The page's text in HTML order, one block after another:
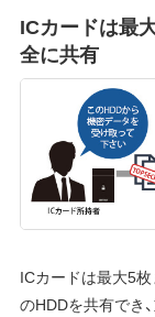
ICカードは最
全に共有
ICカードは最大5
のHDDを共有でき